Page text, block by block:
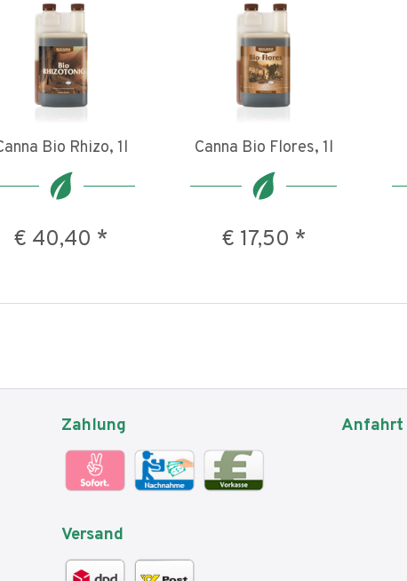
Bio Rhizo, 1l
€ 40,40 *
Canna Bio Flores, 1l
€ 17,50 *
Zahlung
Versand
Anfahrt